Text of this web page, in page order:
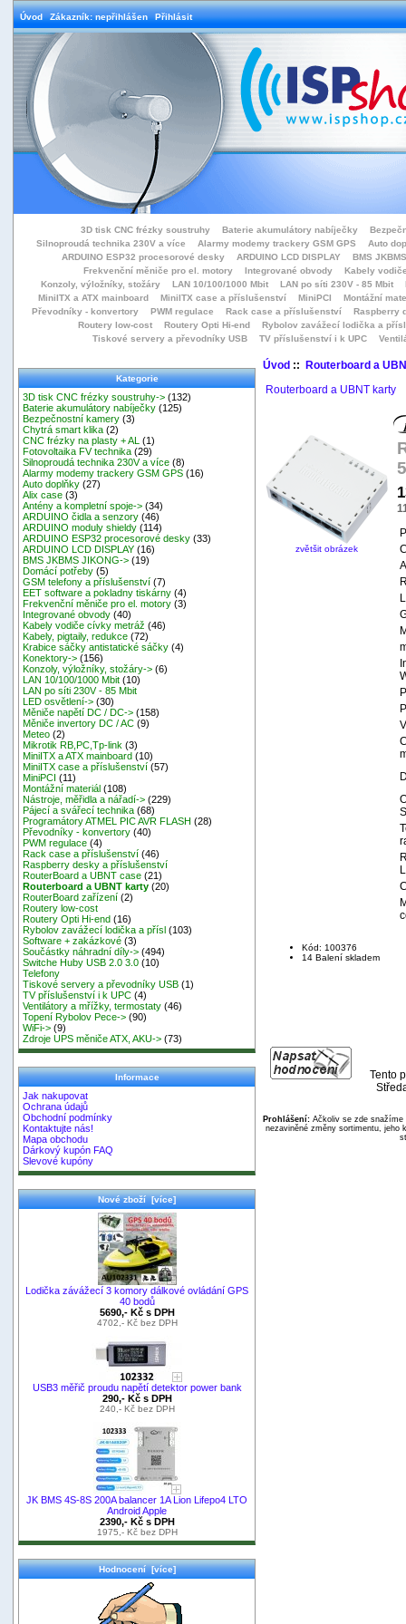
Úvod Zákazník: nepřihlášen Přihlásit
3D tisk CNC frézky soustruhy Baterie akumulátory nabíječky
Silnoproudá technika 230V a více
Alarmy modemy trackery GSM GPS
Auto
ARDUINO ESP32 procesorové desky
ARDUINO LCD DISPLAY
BMS
Frekvenční měniče pro el. motory
Integrované obvody
Kabely
Konzoly, výložníky, stožáry
LAN 10/100/1000 Mbit LAN po síti 230V - 85 Mbit
MiniITX a ATX mainboard
MiniITX case a příslušenství MiniPCI
Montážní
Převodníky - konvertory
PWM regulace Rack case a příslušenství
Raspberry
Routery low-cost
Routery Opti Hi-end
Rybolov zavážecí lodička a přísl
Tiskové servery a převodníky USB
TV příslušenství i k UPC
Kategorie
3D tisk CNC frézky soustruhy-> (132)
Baterie akumulátory nabíječky (125)
Bezpečnostní kamery (3)
Chytrá smart klika (2)
CNC frézky na plasty + AL
(1)
Fotovoltaika FV technika (29)
Silnoproudá technika 230V a více (8)
Alarmy modemy trackery GSM GPS (16)
Auto doplňky (27)
Alix case (3)
Antény a kompletní spoje-> (34)
ARDUINO čidla a senzory (46)
ARDUINO moduly shieldy (114)
ARDUINO ESP32 procesorové desky (33)
ARDUINO LCD DISPLAY (16)
BMS JKBMS JIKONG-> (19)
Domácí potřeby (5)
GSM telefony a příslušenství (7)
EET software a pokladny tiskárny (4)
Frekvenční měniče pro el. motory (3)
Integrované obvody (40)
Kabely vodiče cívky metráž (46)
Kabely, pigtaily, redukce (72)
Krabice sáčky antistatické sáčky (4)
Konektory-> (156)
Konzoly, výložníky, stožáry-> (6)
LAN 10/100/1000 Mbit (10)
LAN po síti 230V - 85 Mbit
LED osvětlení-> (30)
Měniče napětí DC / DC-> (158)
Měniče invertory DC / AC (9)
Meteo (2)
Mikrotik RB,PC,Tp-link (3)
MiniITX a ATX mainboard (10)
MiniITX case a příslušenství (57)
MiniPCI (11)
Montážní materiál (108)
Nástroje, měřidla a nářadí-> (229)
Pájecí a svářecí technika (68)
Programátory ATMEL PIC AVR FLASH (28)
Převodníky - konvertory (40)
PWM regulace (4)
Rack case a příslušenství (46)
Raspberry desky a příslušenství
RouterBoard a UBNT case (21)
Routerboard a UBNT karty (20)
RouterBoard zařízení (2)
Routery low-cost
Routery Opti Hi-end (16)
Rybolov zavážecí lodička a přísl (103)
Software + zakázkové (3)
Součástky náhradní díly-> (494)
Switche Huby USB 2.0 3.0 (10)
Telefony
Tiskové servery a převodníky USB (1)
TV příslušenství i k UPC (4)
Ventilátory a mřížky, termostaty (46)
Topení Rybolov Pece-> (90)
WiFi-> (9)
Zdroje UPS měniče ATX, AKU-> (73)
Informace
Jak nakupovat
Ochrana údajů
Obchodní podmínky
Kontaktujte nás!
Mapa obchodu
Dárkový kupón FAQ
Slevové kupóny
Nové zboží [více]
Lodička závážecí 3 komory dálkové ovládání GPS
40 bodů
5690,- Kč s DPH
4702,- Kč bez DPH
USB3 měřič proudu napětí detektor power bank
290,- Kč s DPH
240,- Kč bez DPH
JK BMS 4S-8S 200A balancer 1A Lion Lifepo4 LTO
Android Apple
2390,- Kč s DPH
1975,- Kč bez DPH
Hodnocení [více]
Úvod:: Routerboard a
Routerboard a UBNT karty
zvětšit obrázek
Kód: 100376
14 Balení skladem
Tento
Prohlášení:Ačkoliv se zde snažíme
nezaviněné změny sortimentu, jeho